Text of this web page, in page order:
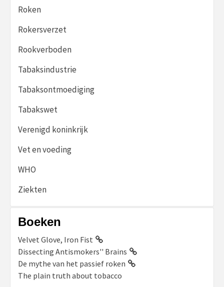
Roken
Rokersverzet
Rookverboden
Tabaksindustrie
Tabaksontmoediging
Tabakswet
Verenigd koninkrijk
Vet en voeding
WHO
Ziekten
Boeken
Velvet Glove, Iron Fist
Dissecting Antismokers'' Brains
De mythe van het passief roken
The plain truth about tobacco